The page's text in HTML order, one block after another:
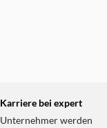
Karriere bei expert
Unternehmer werden